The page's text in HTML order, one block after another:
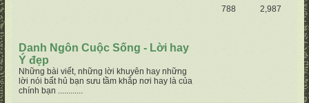
Danh Ngôn Cuộc Sống - Lời hay
Ý đẹp
Những bài viết, những lời khuyên hay những
lời nói bất hủ bạn sưu tầm khắp nơi hay là của
chính bạn ............
788 2,987